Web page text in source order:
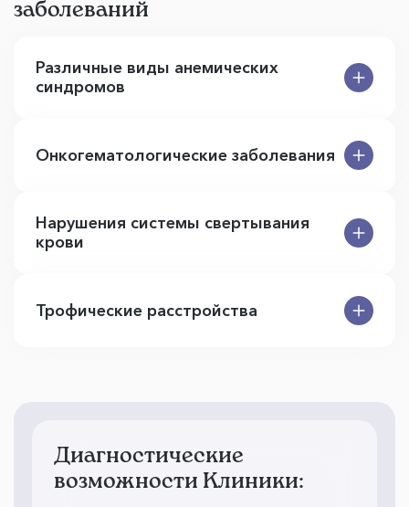
заболеваний
Различные виды анемических
синдромов
Онкогематологические заболевания
Нарушения системы свертывания
крови
Трофические расстройства
Диагностические
возможности Клиники: